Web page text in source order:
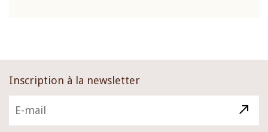
Inscription à la newsletter